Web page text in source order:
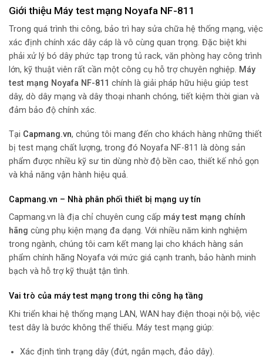
Giới thiệu Máy test mạng Noyafa NF-811
Trong quá trình thi công, bảo trì hay sửa chữa hệ thống mạng, việc
xác định chính xác dây cáp là vô cùng quan trọng. Đặc biệt khi
phải xử lý bó dây phức tạp trong tủ rack, văn phòng hay công trình
lớn, kỹ thuật viên rất cần một công cụ hỗ trợ chuyên nghiệp. Máy
test mạng Noyafa NF-811 chính là giải pháp hữu hiệu giúp test
dây, dò dây mạng và dây thoại nhanh chóng, tiết kiệm thời gian và
đảm bảo độ chính xác.
Tại Capmang.vn, chúng tôi mang đến cho khách hàng những thiết
bị test mạng chất lượng, trong đó Noyafa NF-811 là dòng sản
phẩm được nhiều kỹ sư tin dùng nhờ độ bền cao, thiết kế nhỏ gọn
và khả năng vận hành hiệu quả.
Capmang.vn – Nhà phân phối thiết bị mạng uy tín
Capmang.vn là địa chỉ chuyên cung cấp máy test mạng chính
hãng cùng phụ kiện mạng đa dạng. Với nhiều năm kinh nghiệm
trong ngành, chúng tôi cam kết mang lại cho khách hàng sản
phẩm chính hãng Noyafa với mức giá cạnh tranh, bảo hành minh
bạch và hỗ trợ kỹ thuật tận tình.
Vai trò của máy test mạng trong thi công hạ tầng
Khi triển khai hệ thống mạng LAN, WAN hay điện thoại nội bộ, việc
test dây là bước không thể thiếu. Máy test mạng giúp:
Xác định tình trạng dây (đứt, ngắn mạch, đảo dây).